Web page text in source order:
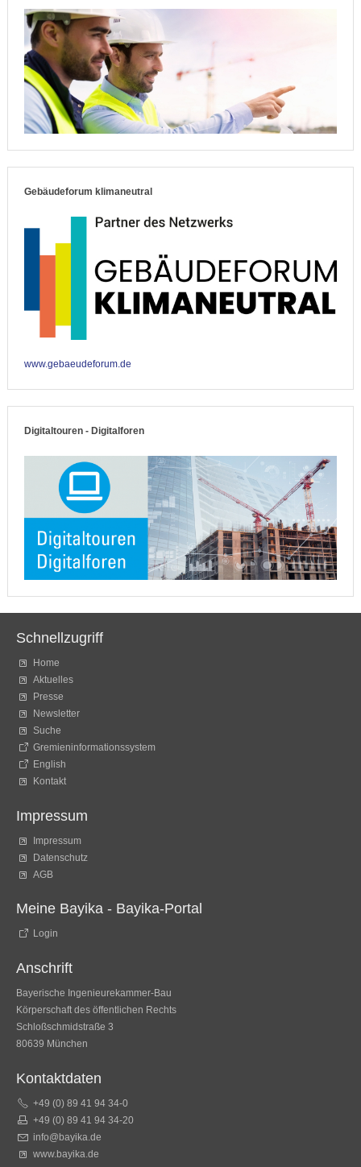
Gebäudeforum klimaneutral
www.gebaeudeforum.de
Digitaltouren - Digitalforen
Schnellzugriff
Home
Aktuelles
Presse
Newsletter
Suche
Gremieninformationssystem
English
Kontakt
Impressum
Impressum
Datenschutz
AGB
Meine Bayika - Bayika-Portal
Login
Anschrift
Bayerische Ingenieurekammer-Bau
Körperschaft des öffentlichen Rechts
Schloßschmidstraße 3
80639 München
Kontaktdaten
+49 (0) 89 41 94 34-0
+49 (0) 89 41 94 34-20
info@bayika.de
www.bayika.de